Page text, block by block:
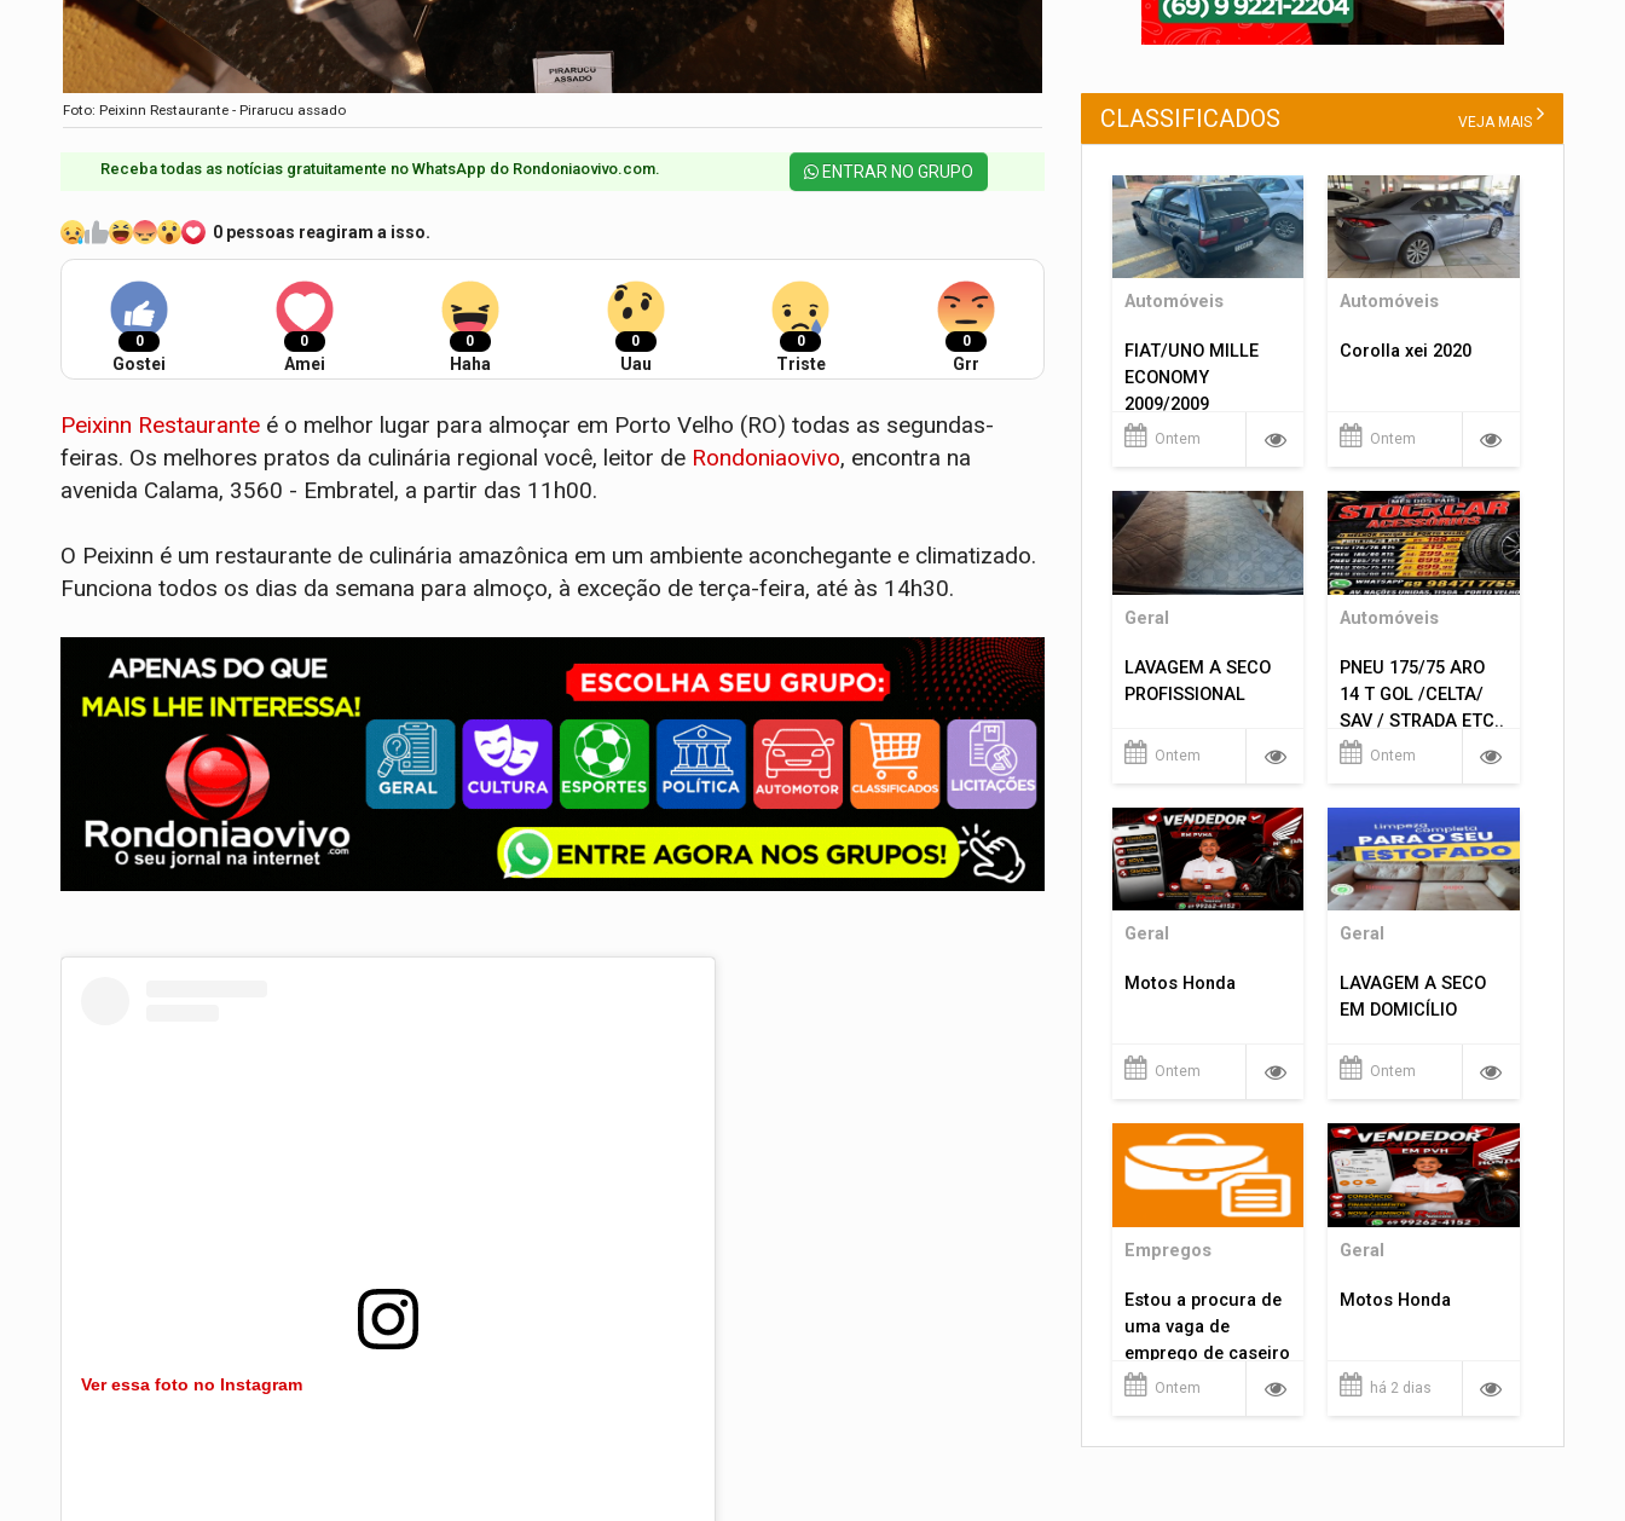
Foto: Peixinn Restaurante - Pirarucu assado
Receba todas as notícias gratuitamente no WhatsApp do Rondoniaovivo.com.​ ENTRAR NO GRUPO
0 pessoas reagiram a isso.
0
Gostei
0
Amei
0
Haha
0
Uau
0
Triste
0
Grr
Peixinn Restaurante é o melhor lugar para almoçar em Porto Velho (RO) todas as segundas-
feiras. Os melhores pratos da culinária regional você, leitor de Rondoniaovivo, encontra na
avenida Calama, 3560 - Embratel, a partir das 11h00.
O Peixinn é um restaurante de culinária amazônica em um ambiente aconchegante e climatizado.
Funciona todos os dias da semana para almoço, à exceção de terça-feira, até às 14h30.
Ver essa foto no Instagram
CLASSIFICADOS VEJA MAIS
Automóveis
FIAT/UNO MILLE
ECONOMY
2009/2009
Ontem
Automóveis
Corolla xei 2020
Ontem
Geral
LAVAGEM A SECO
PROFISSIONAL
Ontem
Automóveis
PNEU 175/75 ARO
14 T GOL /CELTA/
SAV / STRADA ETC..
R$ 219,99
Ontem
Geral
Motos Honda
Ontem
Geral
LAVAGEM A SECO
EM DOMICÍLIO
Ontem
Empregos
Estou a procura de
uma vaga de
emprego de caseiro
em porto velho
Ontem
Geral
Motos Honda
há 2 dias